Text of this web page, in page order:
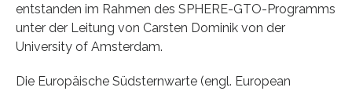
entstanden im Rahmen des SPHERE-GTO-Programms
unter der Leitung von Carsten Dominik von der
University of Amsterdam.
Die Europäische Südsternwarte (engl. European